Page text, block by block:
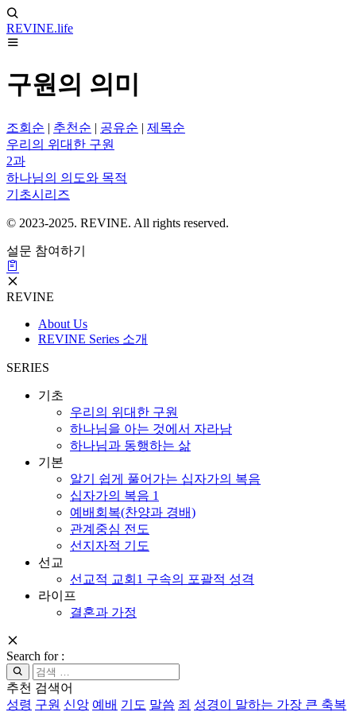
REVINE.life
구원의 의미
조회순 | 추천순 | 공유순 | 제목순
우리의 위대한 구원
2과
하나님의 의도와 목적
기초시리즈
© 2023-2025. REVINE. All rights reserved.
설문 참여하기
REVINE
About Us
REVINE Series 소개
SERIES
기초
우리의 위대한 구원
하나님을 아는 것에서 자라남
하나님과 동행하는 삶
기본
알기 쉽게 풀어가는 십자가의 복음
십자가의 복음 1
예배회복(찬양과 경배)
관계중심 전도
선지자적 기도
선교
선교적 교회1 구속의 포괄적 성격
라이프
결혼과 가정
Search for :
추천 검색어
성령 구원 신앙 예배 기도 말씀 죄 성경이 말하는 가장 큰 축복